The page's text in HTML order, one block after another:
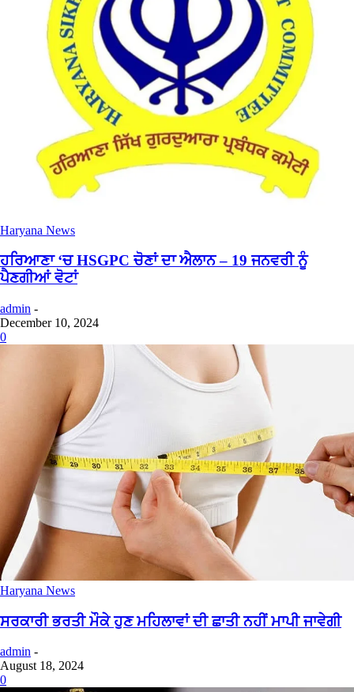
Haryana News
ਹਰਿਆਣਾ ‘ਚ HSGPC ਚੋਣਾਂ ਦਾ ਐਲਾਨ – 19 ਜਨਵਰੀ ਨੂੰ
ਪੈਣਗੀਆਂ ਵੋਟਾਂ
admin -
December 10, 2024
0
Haryana News
ਸਰਕਾਰੀ ਭਰਤੀ ਮੌਕੇ ਹੁਣ ਮਹਿਲਾਵਾਂ ਦੀ ਛਾਤੀ ਨਹੀਂ ਮਾਪੀ ਜਾਵੇਗੀ
admin -
August 18, 2024
0